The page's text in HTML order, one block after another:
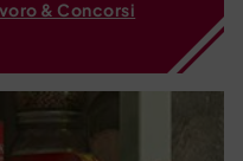
& Concorsi